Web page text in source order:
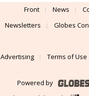
Front News
Newsletters
Globes
Advertising
Terms of Use
Powered by